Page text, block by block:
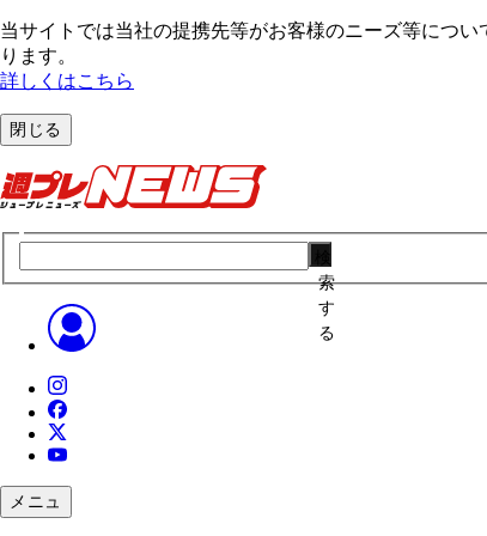
当サイトでは当社の提携先等がお客様のニーズ等につ
ります。
詳しくはこちら
閉じる
索
す
る
メニュ